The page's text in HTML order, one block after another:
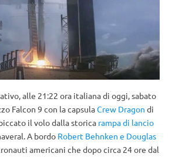
alle 21:22 ora italiana di oggi, sabato
Falcon 9 con la capsulaCrew Dragon di
il volo dalla storica rampa di lancio
A bordo Robert Behnken e Douglas
americani che dopo circa 24 ore dal